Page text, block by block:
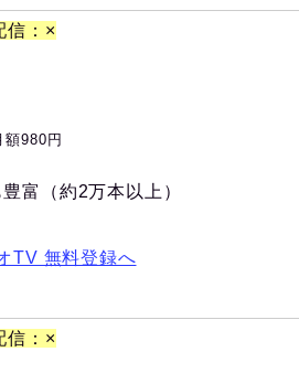
信：×
額980円
豊富（約2万本以上）
TV 無料登録へ
信：×